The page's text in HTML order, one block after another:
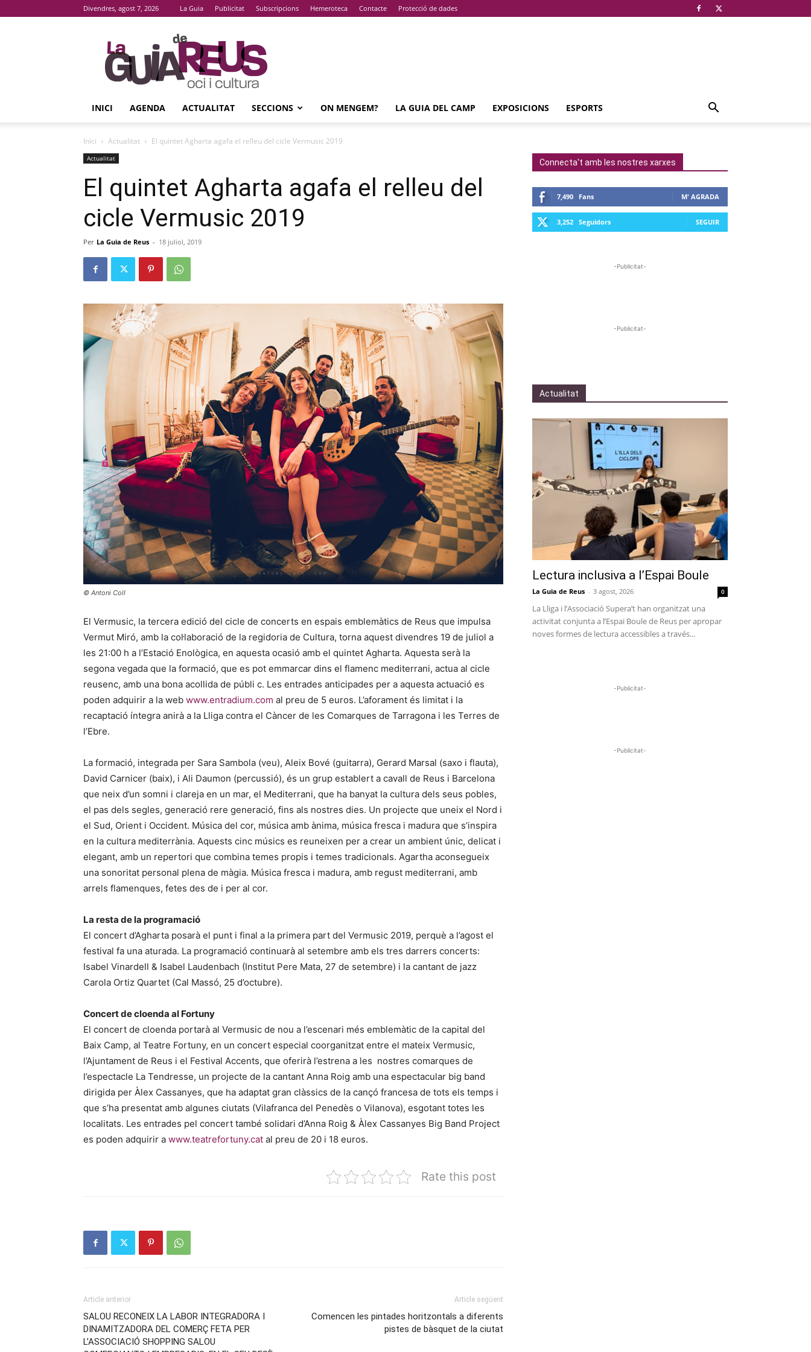
Divendres, agost 7, 2026 La Guia Publicitat Subscripcions Hemeroteca Contacte Protecció de dades
La
Guia
De
Reus
INICI AGENDA ACTUALITAT SECCIONS ON MENGEM? LA GUIA DEL CAMP EXPOSICIONS ESPORTS
Inici Actualitat El quintet Agharta agafa el relleu del cicle Vermusic 2019
Actualitat
El quintet Agharta agafa el relleu del
cicle Vermusic 2019
Per La Guia de Reus - 18 juliol, 2019
© Antoni Coll
El Vermusic, la tercera edició del cicle de concerts en espais emblemàtics de Reus que impulsa
Vermut Miró, amb la col·laboració de la regidoria de Cultura, torna aquest divendres 19 de juliol a
les 21:00 h a l’Estació Enològica, en aquesta ocasió amb el quintet Agharta. Aquesta serà la
segona vegada que la formació, que es pot emmarcar dins el flamenc mediterrani, actua al cicle
reusenc, amb una bona acollida de públi c. Les entrades anticipades per a aquesta actuació es
poden adquirir a la web www.entradium.com al preu de 5 euros. L’aforament és limitat i la
recaptació íntegra anirà a la Lliga contra el Càncer de les Comarques de Tarragona i les Terres de
l’Ebre.
La formació, integrada per Sara Sambola (veu), Aleix Bové (guitarra), Gerard Marsal (saxo i flauta),
David Carnicer (baix), i Ali Daumon (percussió), és un grup establert a cavall de Reus i Barcelona
que neix d’un somni i clareja en un mar, el Mediterrani, que ha banyat la cultura dels seus pobles,
el pas dels segles, generació rere generació, fins als nostres dies. Un projecte que uneix el Nord i
el Sud, Orient i Occident. Música del cor, música amb ànima, música fresca i madura que s’inspira
en la cultura mediterrània. Aquests cinc músics es reuneixen per a crear un ambient únic, delicat i
elegant, amb un repertori que combina temes propis i temes tradicionals. Agartha aconsegueix
una sonoritat personal plena de màgia. Música fresca i madura, amb regust mediterrani, amb
arrels flamenques, fetes des de i per al cor.
La resta de la programació
El concert d’Agharta posarà el punt i final a la primera part del Vermusic 2019, perquè a l’agost el
festival fa una aturada. La programació continuarà al setembre amb els tres darrers concerts:
Isabel Vinardell & Isabel Laudenbach (Institut Pere Mata, 27 de setembre) i la cantant de jazz
Carola Ortiz Quartet (Cal Massó, 25 d’octubre).
Concert de cloenda al Fortuny
El concert de cloenda portarà al Vermusic de nou a l’escenari més emblemàtic de la capital del
Baix Camp, al Teatre Fortuny, en un concert especial coorganitzat entre el mateix Vermusic,
l’Ajuntament de Reus i el Festival Accents, que oferirà l’estrena a les nostres comarques de
l’espectacle La Tendresse, un projecte de la cantant Anna Roig amb una espectacular big band
dirigida per Àlex Cassanyes, que ha adaptat gran clàssics de la cançó francesa de tots els temps i
que s’ha presentat amb algunes ciutats (Vilafranca del Penedès o Vilanova), esgotant totes les
localitats. Les entrades pel concert també solidari d’Anna Roig & Àlex Cassanyes Big Band Project
es poden adquirir a www.teatrefortuny.cat al preu de 20 i 18 euros.
Rate this post
Article anterior
SALOU RECONEIX LA LABOR INTEGRADORA I
DINAMITZADORA DEL COMERÇ FETA PER
L’ASSOCIACIÓ SHOPPING SALOU
Article següent
Comencen les pintades horitzontals a diferents
pistes de bàsquet de la ciutat
Connecta't amb les nostres xarxes
7,490 Fans M' AGRADA
3,252 Seguidors SEGUIR
-Publicitat-
-Publicitat-
Actualitat
Lectura inclusiva a l’Espai Boule
La Guia de Reus - 3 agost, 2026 0
La Lliga i l’Associació Supera’t han organitzat una
activitat conjunta a l’Espai Boule de Reus per apropar
noves formes de lectura accessibles a través...
-Publicitat-
-Publicitat-